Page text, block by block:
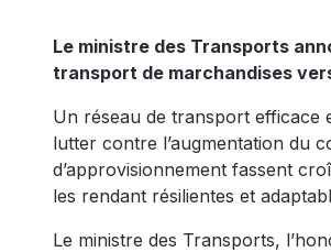
Le ministre des Transports
transport de marchandises
Un réseau de transport efficace
lutter contre l’augmentation du
d’approvisionnement fassent
les rendant résilientes et
Le ministre des Transports,